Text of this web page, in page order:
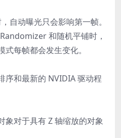
自动曝光只会影响第一帧。
和随机平铺时，
每帧都会发生变化。
序和最新的 NVIDIA 驱动程
象对于具有 Z 轴缩放的对象